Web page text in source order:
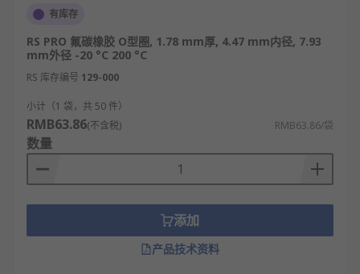
有库存
RS PRO 氟碳橡胶 O型圈, 1.78 mm厚, 4.47 mm内径, 7.93
mm外径 -20 °C 200 °C
RS 库存编号 129-000
小计（1 袋，共 50 件）
RMB63.86(不含税) RMB63.86/袋
数量
添加
产品技术资料